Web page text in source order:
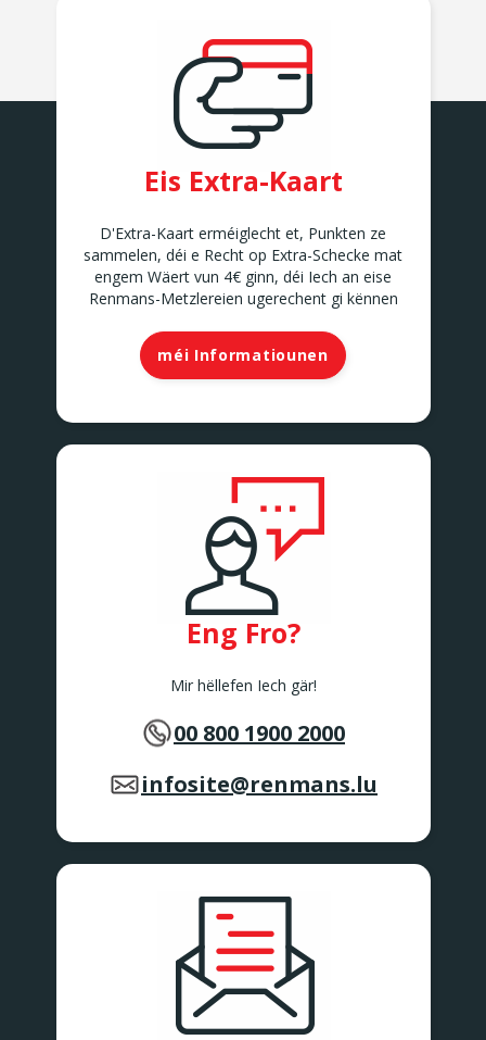
Eis Extra-Kaart
D'Extra-Kaart erméiglecht et, Punkten ze
sammelen, déi e Recht op Extra-Schecke mat
engem Wäert vun 4€ ginn, déi Iech an eise
Renmans-Metzlereien ugerechent gi kënnen
méi Informatiounen
Eng Fro?
Mir hëllefen Iech gär!
00 800 1900 2000
infosite@renmans.lu